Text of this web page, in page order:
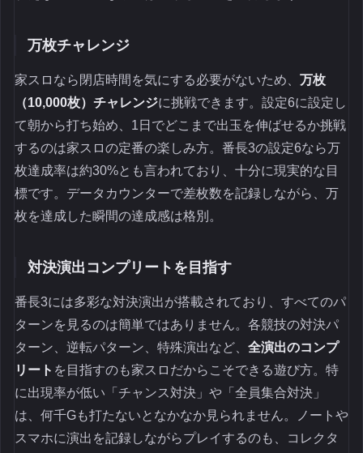
万枚チャレンジ
家スロなら閉店時間を気にする必要がないため、 万枚
（10,000枚）チャレンジに挑戦できます。設定6に設定し
て朝から打ち始め、1日でどこまで出玉を伸ばせるか挑戦
するのは家スロの定番の楽しみ方。番長3の設定6なら万
枚達成率は約30%とも言われており、十分に現実的な目
標です。データカウンターで差枚数を記録しながら、万
枚を達成した瞬間の達成感は格別。
対決演出コンプリートを目指す
番長3には多彩な対決演出が搭載されており、すべてのパ
ターンを見るのは簡単ではありません。各競技の対決パ
ターン、逆転パターン、特殊演出など、 全演出のコンプ
リート を目指すのも家スロだからこそできる遊び方。特
に出現率が低い「チャンス対決」や「全員集合対決」
は、何千Gも打たないとなかなか見られません。ノートや
スマホに演出を記録しながらプレイするのも、コレクタ